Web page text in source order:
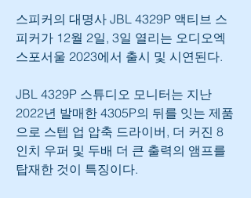
스피커의 대명사 JBL 4329P 액티브 스
피커가 12월 2일, 3일 열리는 오디오엑
스포서울 2023에서 출시 및 시연된다.
JBL 4329P 스튜디오 모니터는 지난
2022년 발매한 4305P의 뒤를 잇는 제품
으로 스텝 업 압축 드라이버, 더 커진 8
인치 우퍼 및 두배 더 큰 출력의 앰프를
탑재한 것이 특징이다.